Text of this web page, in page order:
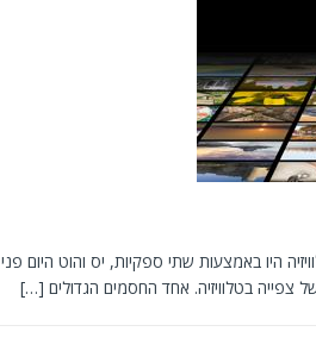
היו באמצעות שתי ספקיות, יס והוט היום פני
צפייה בטלוויזיה. אחד החסמים הגדולים […]